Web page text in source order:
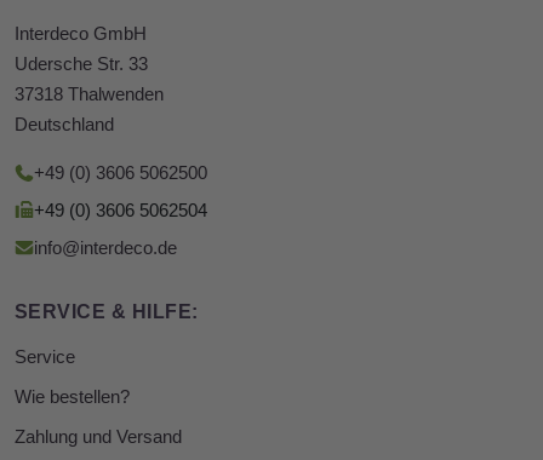
Interdeco GmbH
Udersche Str. 33
37318 Thalwenden
Deutschland
+49 (0) 3606 5062500
+49 (0) 3606 5062504
info@interdeco.de
SERVICE & HILFE:
Service
Wie bestellen?
Zahlung und Versand